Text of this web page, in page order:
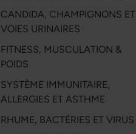
CANDIDA, CHAMPIGNONS ET
VOIES URINAIRES
FITNESS, MUSCULATION &
POIDS
SYSTÈME IMMUNITAIRE,
ALLERGIES ET ASTHME
RHUME, BACTÉRIES ET VIRUS